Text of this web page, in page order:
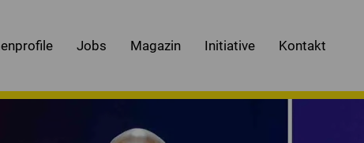
Jobs Magazin Initiative Kontakt